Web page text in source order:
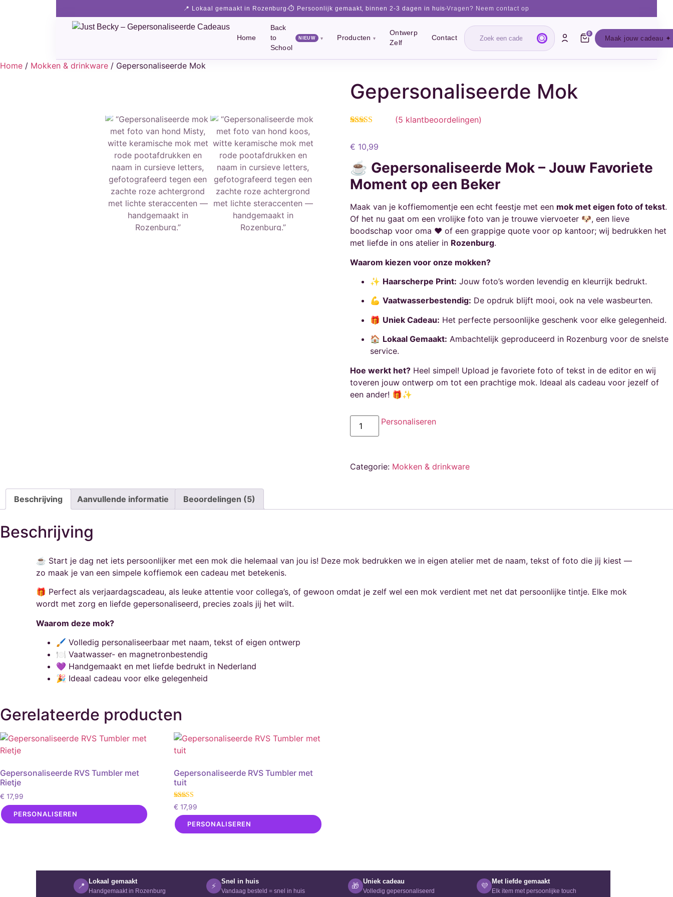
📍 Lokaal gemaakt in Rozenburg ⏱️ Persoonlijk gemaakt, binnen 2-3 dagen in huis Vragen? Neem contact op
Home
Back
to
School
NIEUW Producten
Ontwerp
Zelf
Contact
0
Maak jouw cadeau ✦
Home / Mokken & drinkware / Gepersonaliseerde Mok
Gepersonaliseerde Mok
gebaseerd op
waarderingen
(5 klantbeoordelingen)
€ 10,99
☕ Gepersonaliseerde Mok – Jouw Favoriete
Moment op een Beker
Maak van je koffiemomentje een echt feestje met een mok met eigen foto of tekst.
Of het nu gaat om een vrolijke foto van je trouwe viervoeter 🐶, een lieve
boodschap voor oma ❤️ of een grappige quote voor op kantoor; wij bedrukken het
met liefde in ons atelier in Rozenburg.
Waarom kiezen voor onze mokken?
✨ Haarscherpe Print: Jouw foto’s worden levendig en kleurrijk bedrukt.
💪 Vaatwasserbestendig: De opdruk blijft mooi, ook na vele wasbeurten.
🎁 Uniek Cadeau: Het perfecte persoonlijke geschenk voor elke gelegenheid.
🏠 Lokaal Gemaakt: Ambachtelijk geproduceerd in Rozenburg voor de snelste
service.
Hoe werkt het?Heel simpel! Upload je favoriete foto of tekst in de editor en wij
toveren jouw ontwerp om tot een prachtige mok. Ideaal als cadeau voor jezelf of
een ander! 🎁✨
Personaliseren
Categorie: Mokken & drinkware
Beschrijving Aanvullende informatie Beoordelingen (5)
Beschrijving
☕ Start je dag net iets persoonlijker met een mok die helemaal van jou is! Deze mok bedrukken we in eigen atelier met de naam, tekst of foto die jij kiest —
zo maak je van een simpele koffiemok een cadeau met betekenis.
🎁 Perfect als verjaardagscadeau, als leuke attentie voor collega’s, of gewoon omdat je zelf wel een mok verdient met net dat persoonlijke tintje. Elke mok
wordt met zorg en liefde gepersonaliseerd, precies zoals jij het wilt.
Waarom deze mok?
🖌️ Volledig personaliseerbaar met naam, tekst of eigen ontwerp
🍽️ Vaatwasser- en magnetronbestendig
💜 Handgemaakt en met liefde bedrukt in Nederland
🎉 Ideaal cadeau voor elke gelegenheid
Gerelateerde producten
Gepersonaliseerde RVS Tumbler met
Rietje
€ 17,99
PERSONALISEREN
Gepersonaliseerde RVS Tumbler met
tuit
Gewaardeerd
5.00
uit 5
€ 17,99
PERSONALISEREN
📍
Lokaal gemaakt
Handgemaakt in Rozenburg
⚡
Snel in huis
Vandaag besteld = snel in huis
🎁
Uniek cadeau
Volledig gepersonaliseerd
💜
Met liefde gemaakt
Elk item met persoonlijke touch